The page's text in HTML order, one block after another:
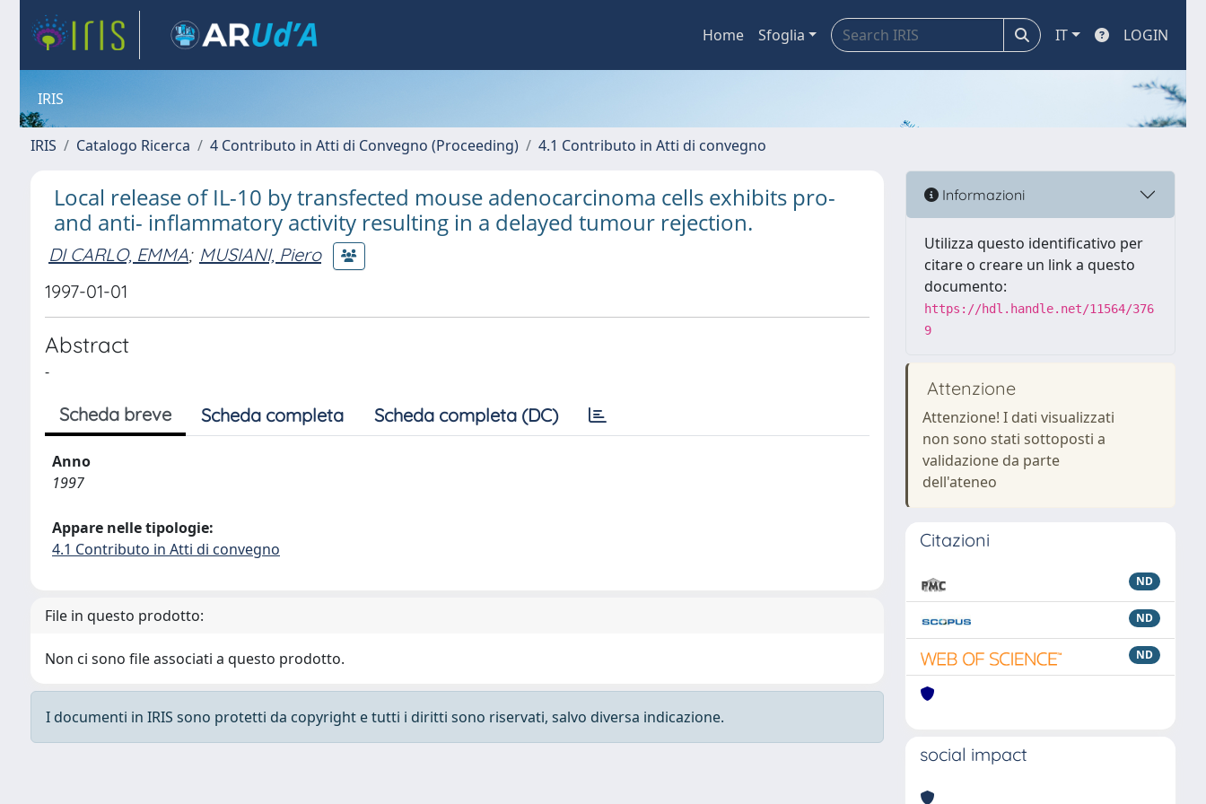
Home Sfoglia IT LOGIN
IRIS
IRIS Catalogo Ricerca 4 Contributo in Atti di Convegno (Proceeding) 4.1 Contributo in Atti di convegno
Local release of IL-10 by transfected mouse adenocarcinoma cells exhibits pro-
and anti- inflammatory activity resulting in a delayed tumour rejection.
DI CARLO, EMMA; MUSIANI, Piero
1997-01-01
Abstract
-
Scheda breve Scheda completa Scheda completa (DC)
Anno
1997
Appare nelle tipologie:
4.1 Contributo in Atti di convegno
File in questo prodotto:
Non ci sono file associati a questo prodotto.
I documenti in IRIS sono protetti da copyright e tutti i diritti sono riservati, salvo diversa indicazione.
Informazioni
Utilizza questo identificativo per
citare o creare un link a questo
documento:
https://hdl.handle.net/11564/376
9
Attenzione
Attenzione! I dati visualizzati
non sono stati sottoposti a
validazione da parte
dell'ateneo
Citazioni
ND
ND
ND
social impact